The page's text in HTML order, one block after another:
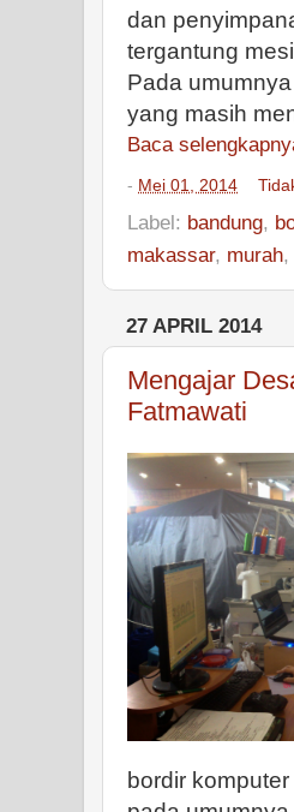
dan
tergantung
Pada
yang masih
Baca
- Mei 01, 2014
Label: bandung,
makassar, murah,
27 APRIL 2014
Mengajar
Fatmawati
bordir